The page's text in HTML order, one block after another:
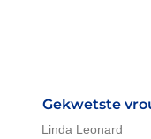
Gekwetste
Linda Leonard